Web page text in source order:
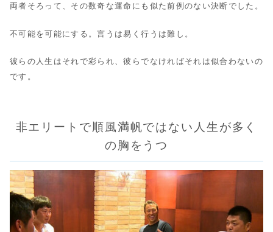
両者そろって、その数奇な運命にも似た前例のない決断でした。
不可能を可能にする。言うは易く行うは難し。
彼らの人生はそれで彩られ、彼らでなければそれは似合わないの
です。
非エリートで順風満帆ではない人生が多く
の胸をうつ